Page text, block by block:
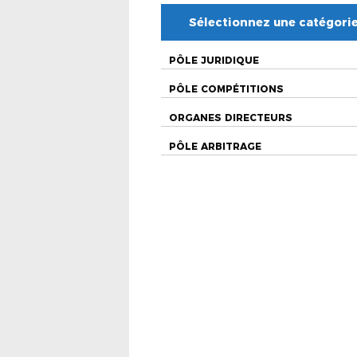
Sélectionnez une
PÔLE JURIDIQUE
PÔLE COMPÉTITIONS
ORGANES DIRECTEURS
PÔLE ARBITRAGE